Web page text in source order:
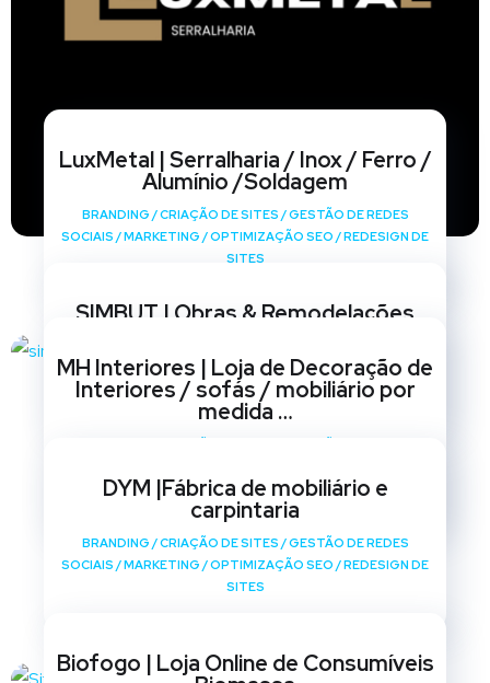
LuxMetal | Serralharia / Inox / Ferro /
Alumínio /Soldagem
BRANDING /CRIAÇÃO DE SITES /GESTÃO DE REDES
SOCIAIS /MARKETING /OPTIMIZAÇÃO SEO /REDESIGN DE
SITES
SIMBUT | Obras & Remodelações
SOCIAIS /MARKETING OPTIMIZAÇÃO SEO/ REDESIGN DE
SITES
MH Interiores | Loja de Decoração de
Interiores / sofás / mobiliário por
medida …
SITES
DYM |Fábrica de mobiliário e
carpintaria
BRANDING /CRIAÇÃO DE SITES /GESTÃO DE REDES
SOCIAIS /MARKETING /OPTIMIZAÇÃO SEO /REDESIGN DE
SITES
Biofogo | Loja Online de Consumíveis